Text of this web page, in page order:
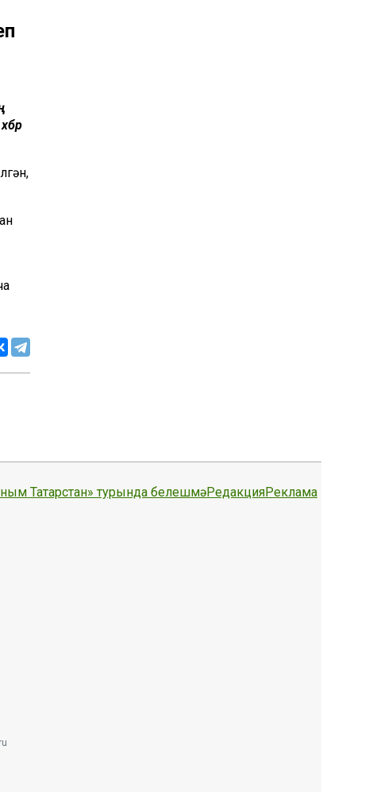
Татарстан» турында белешмәРедакцияРеклама